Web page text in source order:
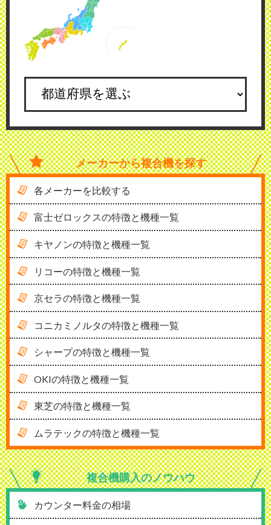
メーカーから複合機を探す
各メーカーを比較する
富士ゼロックスの特徴と機種一覧
キヤノンの特徴と機種一覧
リコーの特徴と機種一覧
京セラの特徴と機種一覧
コニカミノルタの特徴と機種一覧
シャープの特徴と機種一覧
OKIの特徴と機種一覧
東芝の特徴と機種一覧
ムラテックの特徴と機種一覧
複合機購入のノウハウ
カウンター料金の相場